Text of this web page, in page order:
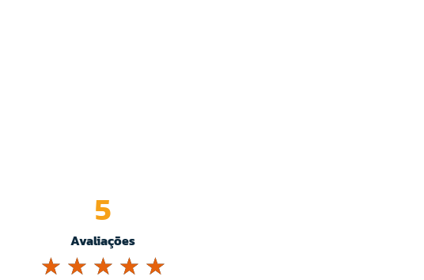
Avaliações
5
☆ ☆ ☆ ☆ ☆